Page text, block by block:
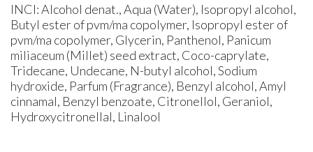
INCI: Alcohol denat., Aqua (Water), Isopropyl alcohol,
Butyl ester of pvm/ma copolymer, Isopropyl ester of
pvm/ma copolymer, Glycerin, Panthenol, Panicum
miliaceum (Millet) seed extract, Coco-caprylate,
Tridecane, Undecane, N-butyl alcohol, Sodium
hydroxide, Parfum (Fragrance), Benzyl alcohol, Amyl
cinnamal, Benzyl benzoate, Citronellol, Geraniol,
Hydroxycitronellal, Linalool